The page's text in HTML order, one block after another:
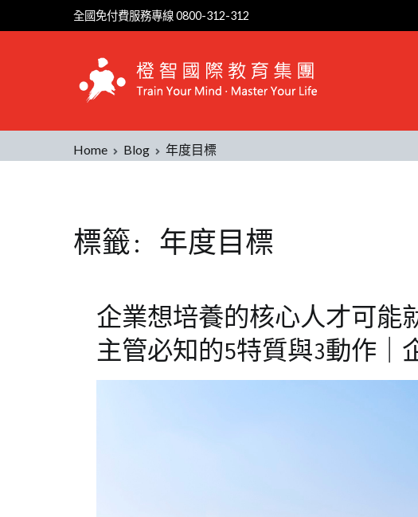
to
全國免付費服務專線 0800-312-312
Home Blog 年度目標
標籤: 年度目標
企業想培養的核心人才可能
主管必知的5特質與3動作｜